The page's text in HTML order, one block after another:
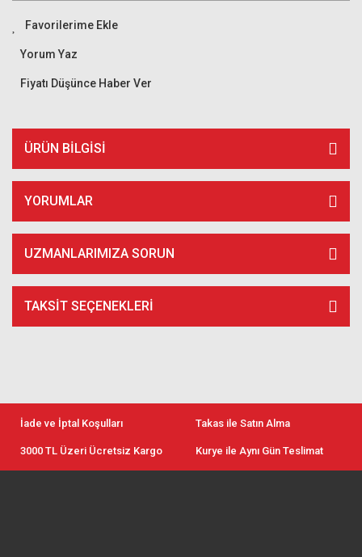
Yorum Yaz
Fiyatı Düşünce Haber Ver
ÜRÜN BILGISI
YORUMLAR
UZMANLARIMIZA SORUN
TAKSIT SEÇENEKLERI
İade ve İptal Koşulları Takas ile Satın Alma
3000 TL Üzeri Ücretsiz Kargo Kurye ile Aynı Gün Teslimat